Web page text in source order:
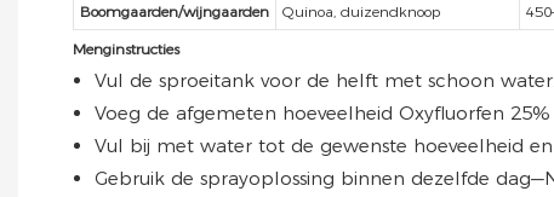
Boomgaarden/wijngaarden
Quinoa, duizendknoop
Menginstructies
Vul de sproeitank voor de helft met schoon water.
Voeg de afgemeten hoeveelheid Oxyfluorfen
Vul bij met water tot de gewenste hoeveelheid
Gebruik de sprayoplossing binnen dezelfde